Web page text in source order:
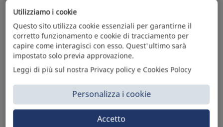
FORNITORE DI PRODOTTI PER
L'AUTOMOTIVE
Utilizziamo i cookie
Questo sito utilizza cookie essenziali per garantirne il
corretto funzionamento e cookie di tracciamento per
capire come interagisci con esso. Quest'ultimo sarà
impostato solo previa approvazione.
Leggi di più sul nostra Privacy policy e Cookies Polocy
Personalizza i cookie
Accetto